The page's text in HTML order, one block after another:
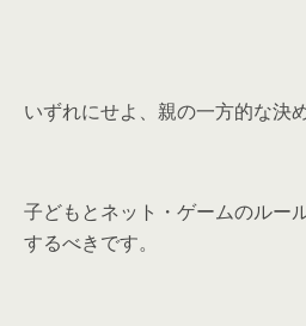
いずれにせよ、親の一方的な決
子どもとネット・ゲームのルー
するべきです。